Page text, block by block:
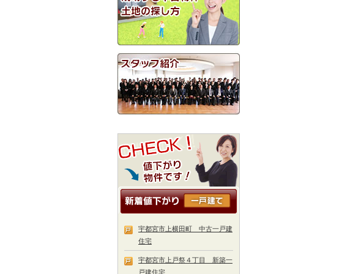
宇都宮市上横田町 中古一戸建
住宅
宇都宮市上戸祭４丁目 新築一
戸建住宅